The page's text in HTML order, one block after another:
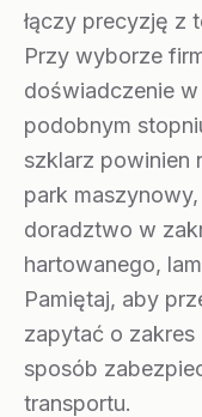
łączy precyzję z
Przy wyborze
doświadczenie
podobnym
szklarz powinien
park
doradztwo w
hartowanego,
Pamiętaj, aby
zapytać o zakres
sposób
transportu.